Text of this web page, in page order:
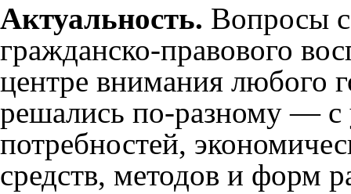
Актуальность. Вопросы
гражданско-правового
центре внимания любого
решались по-разному — с
потребностей,
средств, методов и форм